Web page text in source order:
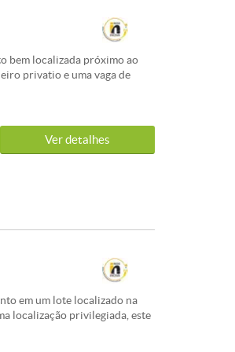
bem localizada próximo ao
privatio e uma vaga de
este(a) Galpão /
/><br />O imóvel apresenta
para quem valoriza
Ver detalhes
em um lote localizado na
localização privilegiada, este
comerciais. Além